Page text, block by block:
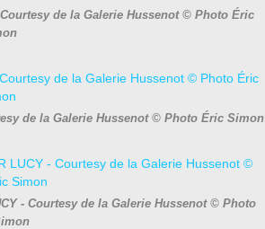
de la Galerie Hussenot © Photo Éric
de la Galerie Hussenot © Photo Éric Simon
- Courtesy de la Galerie Hussenot © Photo